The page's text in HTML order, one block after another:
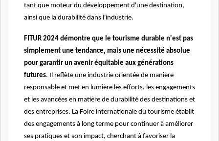
tant que moteur du développement d'une destination,
ainsi que la durabilité dans l'industrie.
FITUR 2024 démontre que le tourisme durable n'est pas
simplement une tendance, mais une nécessité absolue
pour garantir un avenir équitable aux générations
futures. Il reflète une industrie orientée de manière
responsable et met en lumière les efforts, les engagements
et les avancées en matière de durabilité des destinations et
des entreprises. La Foire internationale du tourisme établit
des engagements à long terme pour continuer à améliorer
ses pratiques et son impact, cherchant à favoriser la